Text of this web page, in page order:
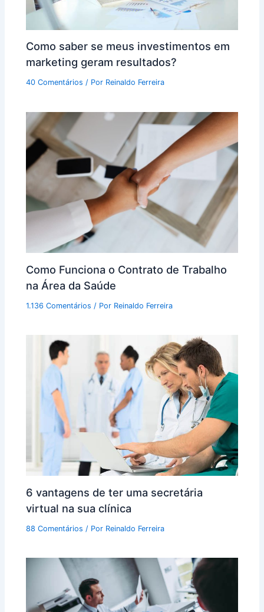
Como saber se meus investimentos em
marketing geram resultados?
40 Comentários / Por Reinaldo Ferreira
Como Funciona o Contrato de Trabalho
na Área da Saúde
1.136 Comentários / Por Reinaldo Ferreira
6 vantagens de ter uma secretária
virtual na sua clínica
88 Comentários / Por Reinaldo Ferreira